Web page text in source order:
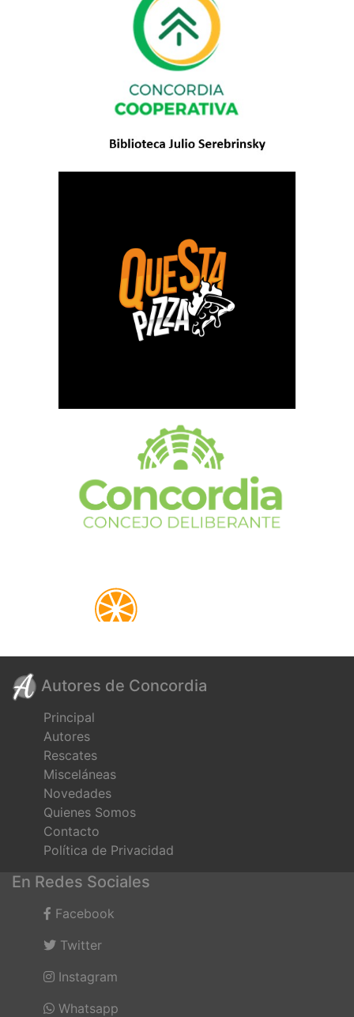
Autores de Concordia
Principal
Autores
Rescates
Misceláneas
Novedades
Quienes Somos
Contacto
Política de Privacidad
En Redes Sociales
Facebook
Twitter
Instagram
Whatsapp